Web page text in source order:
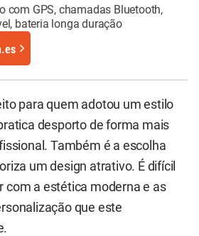
com GPS, chamadas Bluetooth,
bateria longa duração
para quem adotou um estilo
desporto de forma mais
Também é a escolha
um design atrativo. É difícil
com a estética moderna e as
que este